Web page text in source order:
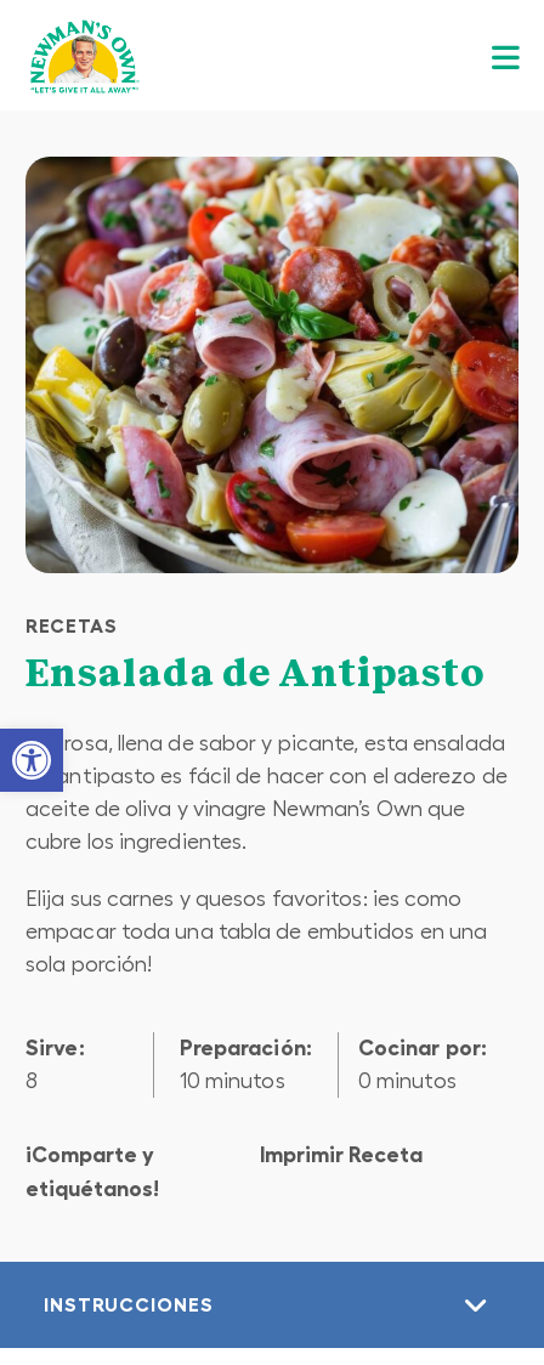
Open toolbar
RECETAS
Ensalada de Antipasto
Sabrosa, llena de sabor y picante, esta ensalada
de antipasto es fácil de hacer con el aderezo de
aceite de oliva y vinagre Newman’s Own que
cubre los ingredientes.
Elija sus carnes y quesos favoritos: ¡es como
empacar toda una tabla de embutidos en una
sola porción!
Sirve:
8
preparación:
10 minutos
cocinar por:
0 minutos
¡Comparte y
etiquétanos!
Imprimir Receta
INSTRUCCIONES